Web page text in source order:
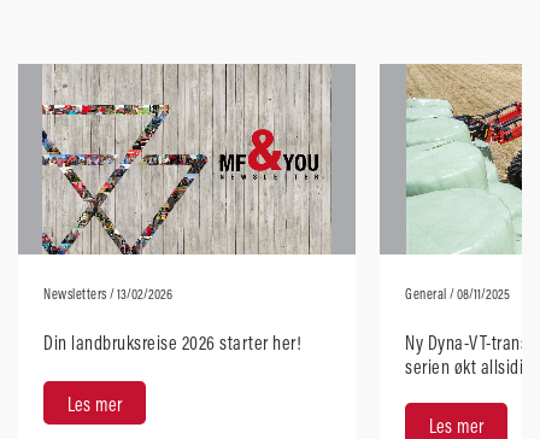
Newsletters / 13/02/2026
Din landbruksreise 2026 starter her!
Les mer
General / 08/11/2025
Ny Dyna-VT-
serien økt
Les mer